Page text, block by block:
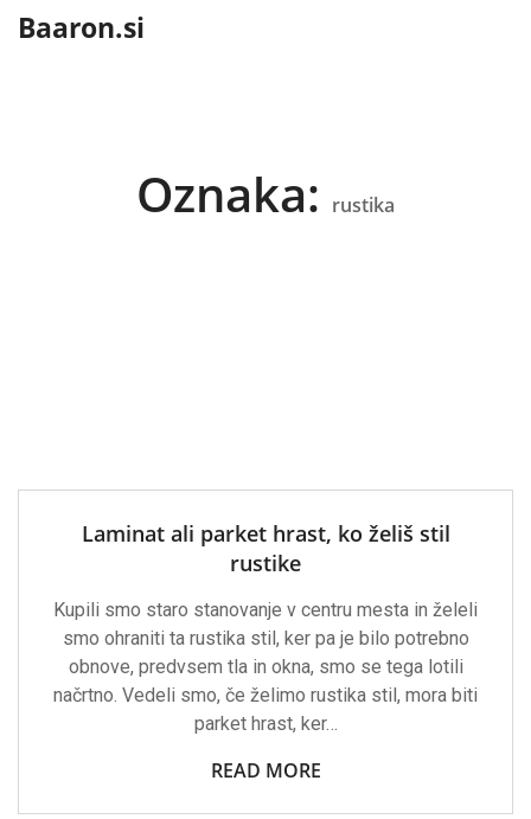
Baaron.si
Oznaka: rustika
Laminat ali parket hrast, ko želiš stil
rustike
Kupili smo staro stanovanje v centru mesta in želeli
smo ohraniti ta rustika stil, ker pa je bilo potrebno
obnove, predvsem tla in okna, smo se tega lotili
načrtno. Vedeli smo, če želimo rustika stil, mora biti
parket hrast, ker…
READ MORE